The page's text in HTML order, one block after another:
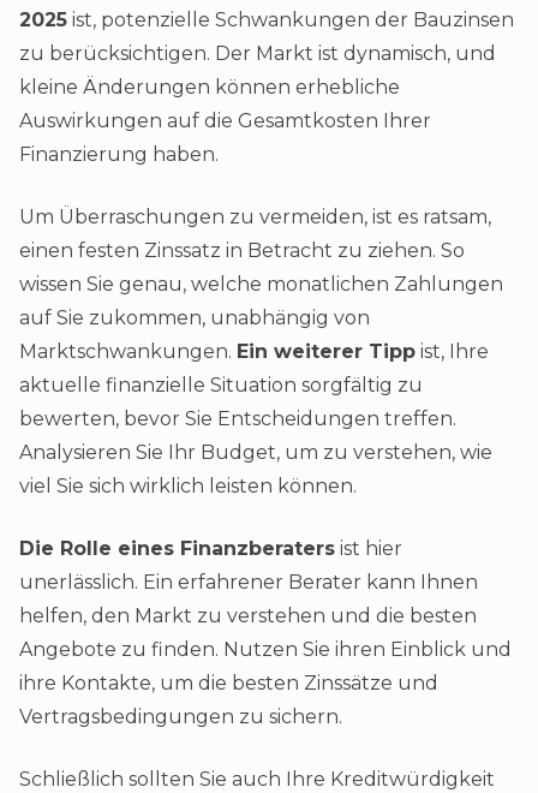
2025 ist, potenzielle Schwankungen der Bauzinsen
zu berücksichtigen. Der Markt ist dynamisch, und
kleine Änderungen können erhebliche
Auswirkungen auf die Gesamtkosten Ihrer
Finanzierung haben.
Um Überraschungen zu vermeiden, ist es ratsam,
einen festen Zinssatz in Betracht zu ziehen. So
wissen Sie genau, welche monatlichen Zahlungen
auf Sie zukommen, unabhängig von
Marktschwankungen. Ein weiterer Tipp ist, Ihre
aktuelle finanzielle Situation sorgfältig zu
bewerten, bevor Sie Entscheidungen treffen.
Analysieren Sie Ihr Budget, um zu verstehen, wie
viel Sie sich wirklich leisten können.
Die Rolle eines Finanzberaters ist hier
unerlässlich. Ein erfahrener Berater kann Ihnen
helfen, den Markt zu verstehen und die besten
Angebote zu finden. Nutzen Sie ihren Einblick und
ihre Kontakte, um die besten Zinssätze und
Vertragsbedingungen zu sichern.
Schließlich sollten Sie auch Ihre Kreditwürdigkeit